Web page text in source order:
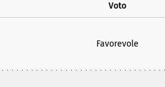
Voto
Favorevole